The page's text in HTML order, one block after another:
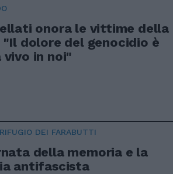
onora le vittime della
"Il dolore del genocidio è
vivo in noi"
DEI FARABUTTI
della memoria e la
antifascista